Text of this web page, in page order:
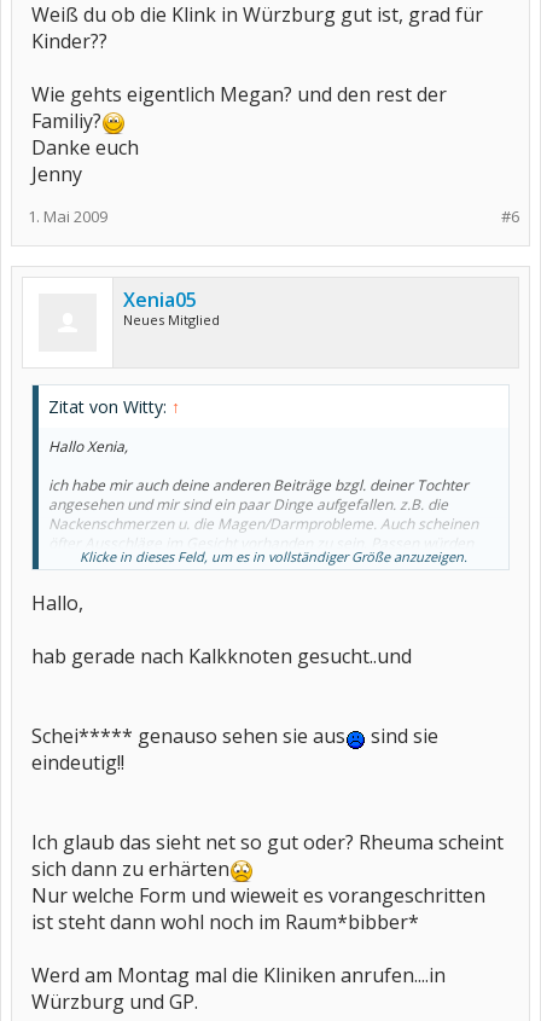
Weiß du ob die Klink in Würzburg gut ist, grad für
Kinder??
Wie gehts eigentlich Megan? und den rest der
Familiy?
Danke euch
Jenny
#6
1. Mai 2009
Xenia05
Neues Mitglied
Zitat von Witty: ↑
Hallo Xenia,
ich habe mir auch deine anderen Beiträge bzgl. deiner Tochter
angesehen und mir sind ein paar Dinge aufgefallen. z.B. die
Nackenschmerzen u. die Magen/Darmprobleme. Auch scheinen
öfter Ausschläge im Gesicht vorhanden zu sein. Passen würden
diese Symtome auch zu einer juvenilen Dermatomyositis. Die
frühestens ein halbes Jahr nach Krankheitsbeginn dazu. Da würde
würde dir auch raten, wie die Userin in deinem anderen Beitrag
Kindern haben besser als irgendein niedergelassener
Rheumatologe.
Klicke in dieses Feld, um es in vollständiger Größe anzuzeigen.
Hallo,
hab gerade nach Kalkknoten gesucht..und
Schei***** genauso sehen sie aus
sind sie
eindeutig!!
Ich glaub das sieht net so gut oder? Rheuma scheint
sich dann zu erhärten
Nur welche Form und wieweit es vorangeschritten
ist steht dann wohl noch im Raum*bibber*
Werd am Montag mal die Kliniken anrufen....in
Würzburg und GP.